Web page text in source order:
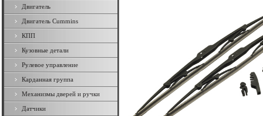
Двигатель
Двигатель Cummins
КПП
Кузовные детали
Рулевое управление
Карданная группа
Механизмы дверей и ручки
Датчики